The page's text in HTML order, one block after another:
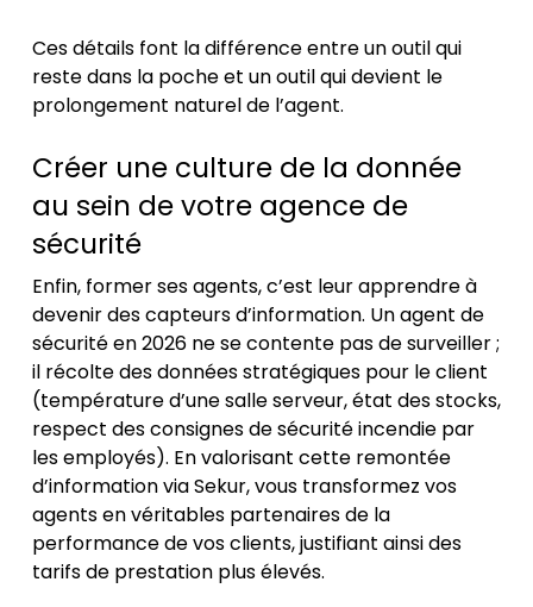
Ces détails font la différence entre un outil qui
reste dans la poche et un outil qui devient le
prolongement naturel de l’agent.
Créer une culture de la donnée
au sein de votre agence de
sécurité
Enfin, former ses agents, c’est leur apprendre à
devenir des capteurs d’information. Un agent de
sécurité en 2026 ne se contente pas de surveiller ;
il récolte des données stratégiques pour le client
(température d’une salle serveur, état des stocks,
respect des consignes de sécurité incendie par
les employés). En valorisant cette remontée
d’information via Sekur, vous transformez vos
agents en véritables partenaires de la
performance de vos clients, justifiant ainsi des
tarifs de prestation plus élevés.